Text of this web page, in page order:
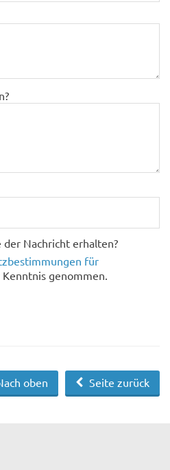
Nachricht erhalten?
für
Kenntnis genommen.
Seite zurück
oben